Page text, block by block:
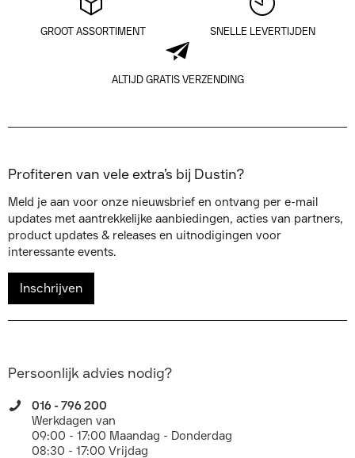
GROOT ASSORTIMENT SNELLE LEVERTIJDEN
ALTIJD GRATIS VERZENDING
Profiteren van vele extra’s bij Dustin?
Meld je aan voor onze nieuwsbrief en ontvang per e-mail
updates met aantrekkelijke aanbiedingen, acties van partners,
product updates & releases en uitnodigingen voor
interessante events.
Inschrijven
Persoonlijk advies nodig?
016 - 796 200
Werkdagen van
09:00 - 17:00 Maandag - Donderdag
08:30 - 17:00 Vrijdag